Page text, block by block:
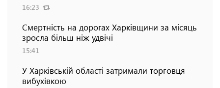
16:23
Смертність на дорогах Харківщини за місяць
зросла більш ніж удвічі
15:41
У Харківській області затримали торговця
вибухівкою